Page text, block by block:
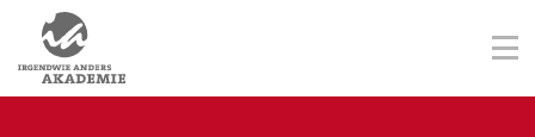
NAVIGATION ÜBERSPRINGEN
STARTSEITE